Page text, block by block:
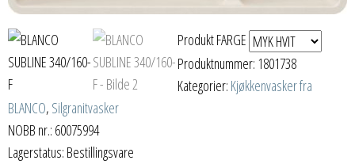
Produkt FARGE
Produktnummer: 1801738
Kategorier: Kjøkkenvasker fra
BLANCO, Silgranitvasker
NOBB nr.: 60075994
Lagerstatus: Bestillingsvare